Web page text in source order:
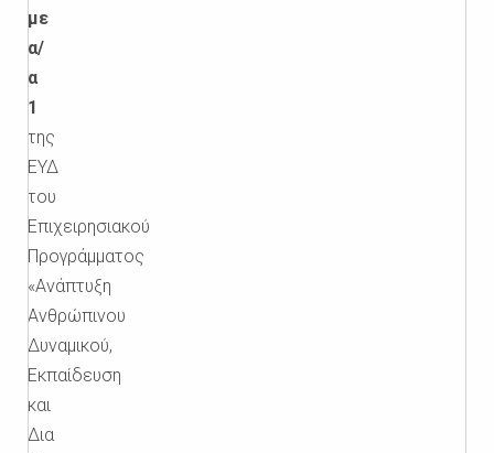
με
α/
α
1
της
ΕΥΔ
του
Επιχειρησιακού
Προγράμματος
«Ανάπτυξη
Ανθρώπινου
Δυναμικού,
Εκπαίδευση
και
Δια